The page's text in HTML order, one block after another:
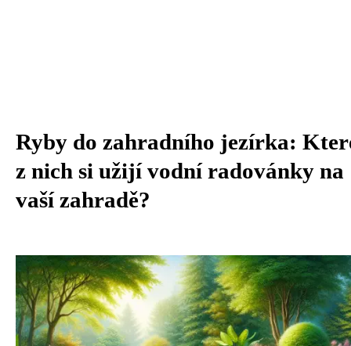
Ryby do zahradního jezírka:
z nich si užijí vodní radovánky na
vaší zahradě?